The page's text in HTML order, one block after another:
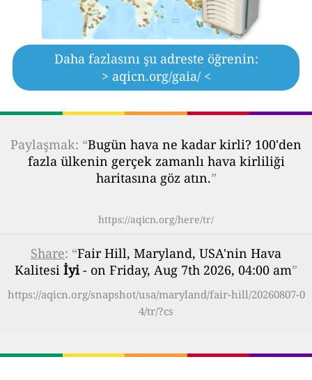
Daha fazlasını şu adreste öğrenin:
> aqicn.org/gaia/ <
Paylaşmak: “Bugün hava ne kadar kirli? 100'den
fazla ülkenin gerçek zamanlı hava kirliliği
haritasına göz atın.”
https://aqicn.org/here/tr/
Share: “Fair Hill, Maryland, USA'nin Hava
Kalitesi İyi- on Friday, Aug 7th 2026, 04:00 am”
https://aqicn.org/snapshot/usa/maryland/fair-hill/20260807-0
4/tr/?cs